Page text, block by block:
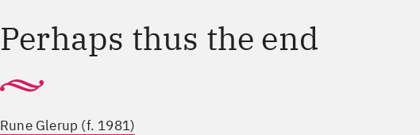
Perhaps thus the end
Rune Glerup (f. 1981)